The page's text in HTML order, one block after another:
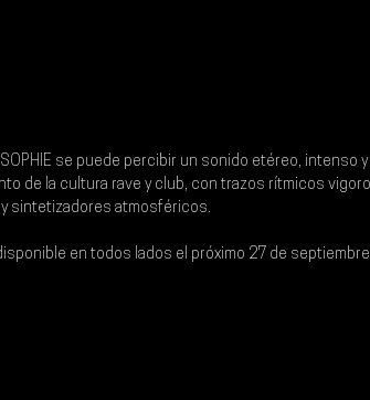
SOPHIE se puede percibir un sonido etéreo, intenso y
de la cultura rave y club, con trazos rítmicos
sintetizadores atmosféricos.
en todos lados el próximo 27 de septiembre